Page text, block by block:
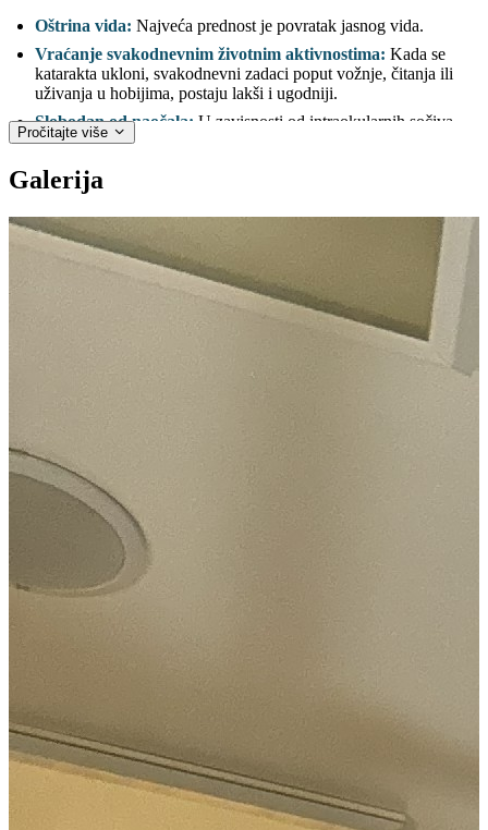
Oštrina vida: Najveća prednost je povratak jasnog vida.
Vraćanje svakodnevnim životnim aktivnostima: Kada se
katarakta ukloni, svakodnevni zadaci poput vožnje, čitanja ili
uživanja u hobijima, postaju lakši i ugodniji.
Slobodan od naočala: U zavisnosti od intraokularnih sočiva
koje ste odabrali, neće trebati naočale ili kontaktna sočiva za
sočiva jasno vidite na svim udaljenostima – blizu, daleko i na
srednju daljinu – dobijajući potpunu nezavisnost od naočala.
Svjetliji, aktivniji dani:
Jasan vid je tek početak; može vas
dovesti do energičnijeg i društvenijeg načina života. Kada
možete vidjeti svijet u punim bojama, život postaje primamljiviji
Brzi i dugotrajni rezultati:
Poboljšani vid obično dolazi u roku
od dan ili dva, a novo sočivo je dizajnirano da traje do kraja
samopouzdanje, čineći svakodnevne zadatke lakšim.
Pročitajte više
Galerija